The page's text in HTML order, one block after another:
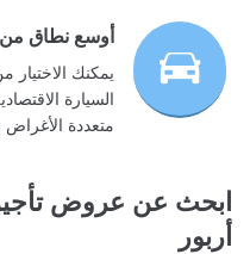
أوسع نطاق من
يمكنك
السيارة
متعددة
ابحث عن عروض
أربور